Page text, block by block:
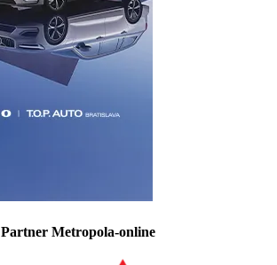
Partner Metropola-online